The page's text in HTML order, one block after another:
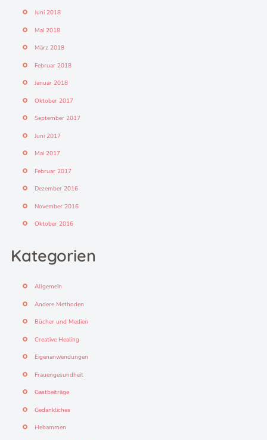
Juni 2018
Mai 2018
März 2018
Februar 2018
Januar 2018
Oktober 2017
September 2017
Juni 2017
Mai 2017
Februar 2017
Dezember 2016
November 2016
Oktober 2016
Kategorien
Allgemein
Andere Methoden
Bücher und Medien
Creative Healing
Eigenanwendungen
Frauengesundheit
Gastbeiträge
Gedankliches
Hebammen